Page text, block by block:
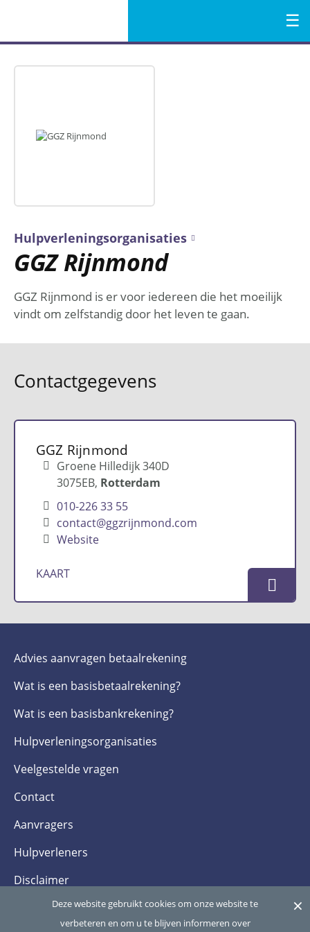
Menu
Hulpverleningsorganisaties
GGZ Rijnmond
GGZ Rijnmond is er voor iedereen die het moeilijk
vindt om zelfstandig door het leven te gaan.
Contactgegevens
GGZ Rijnmond
Groene Hilledijk 340D
3075EB Rotterdam
010-226 33 55
contact@ggzrijnmond.com
Website
KAART
Advies aanvragen betaalrekening
Wat is een basis­betaalrekening?
Wat is een basis­bankrekening?
Hulpverlenings­organisaties
Veelgestelde­ vragen
Contact
Aanvragers
Hulpverleners
Disclaimer
Privacy- en cookieverklaring
Deze website gebruikt cookies om onze website te
verbeteren en om u te blijven informeren over
×